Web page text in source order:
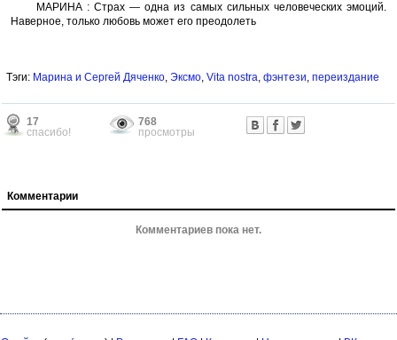
МАРИНА : Страх — одна из самых сильных человеческих эмоций.
Наверное, только любовь может его преодолеть
Тэги: Марина и Сергей Дяченко, Эксмо, Vita nostra, фэнтези, переиздание
17
спасибо!
768
просмотры
Комментарии
Комментариев пока нет.